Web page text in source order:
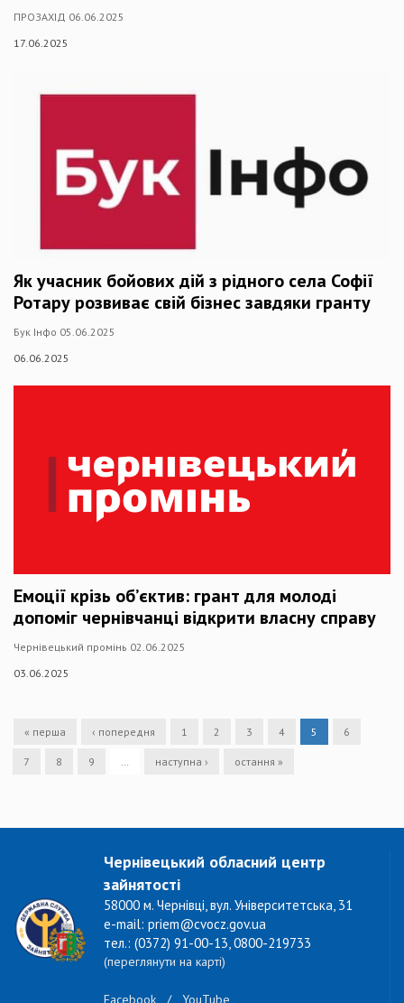
ПРОЗАХІД 06.06.2025
17.06.2025
Як учасник бойових дій з рідного села Софії
Ротару розвиває свій бізнес завдяки гранту
Бук Інфо 05.06.2025
06.06.2025
Емоції крізь об’єктив: грант для молоді
допоміг чернівчанці відкрити власну справу
Чернівецький промінь 02.06.2025
03.06.2025
« перша ‹ попередня 1 2 3 4 5 6
7 8 9 … наступна › остання »
Чернівецький обласний центр
зайнятості
58000 м. Чернівці, вул. Університетська, 31
e-mail: priem@cvocz.gov.ua
тел.: (0372) 91-00-13, 0800-219733
(переглянути на карті)
Facebook / YouTube